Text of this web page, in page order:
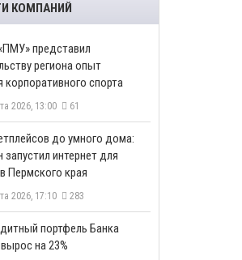
КОМПАНИЙ
представил
региона опыт
корпоративного спорта
2026, 13:00 61
до умного дома:
интернет для
Пермского края
2026, 17:10 283
портфель Банка
на 23%